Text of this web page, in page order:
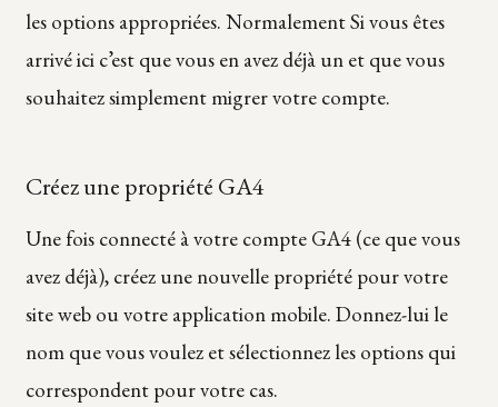
les options appropriées. Normalement Si vous êtes
arrivé ici c’est que vous en avez déjà un et que vous
souhaitez simplement migrer votre compte.
Créez une propriété GA4
Une fois connecté à votre compte GA4 (ce que vous
avez déjà), créez une nouvelle propriété pour votre
site web ou votre application mobile. Donnez-lui le
nom que vous voulez et sélectionnez les options qui
correspondent pour votre cas.